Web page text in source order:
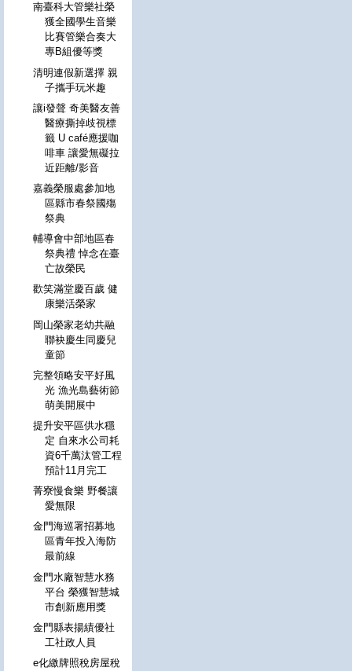
南臺科大管樂社榮
獲全國學生音樂
比賽管樂合奏大
專B組優等獎
清明連假新選擇 親
子攜手玩米趣
讓i發聲 奇美醫友善
醫療撕掉歧視標
籤 U café應援咖
啡車 讓愛無礙拉
近距離/影音
嘉義榮服處參加地
區縣市春祭國殤
祭典
輔導會中部地區春
祭典禮 悼念在臺
亡故榮民
歡笑滿堂慶百歲 健
康樂活榮家
岡山榮家老幼共融
聯袂慶生同慶兒
童節
完整領略安平好風
光 漁光島藝術節
萌美開展中
提升安平區供水穩
定 自來水公司耗
資6千萬汰管工程
預計11月完工
菁寮慢食樂 野餐讓
愛無限
金門海巡署招募地
區青年投入海防
最前線
金門水廠智慧水務
平台 榮獲智慧城
市創新應用獎
金門縣表揚績優社
工社政人員
e化繳牌照稅房屋稅